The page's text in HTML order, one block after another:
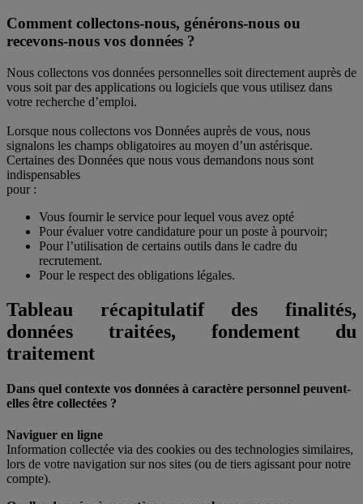
Comment collectons-nous, générons-nous ou
recevons-nous vos données ?
Nous collectons vos données personnelles soit directement auprès de
vous soit par des applications ou logiciels que vous utilisez dans
votre recherche d’emploi.
Lorsque nous collectons vos Données auprès de vous, nous
signalons les champs obligatoires au moyen d’un astérisque.
Certaines des Données que nous vous demandons nous sont
indispensables
pour :
Vous fournir le service pour lequel vous avez opté
Pour évaluer votre candidature pour un poste à pourvoir;
Pour l’utilisation de certains outils dans le cadre du
recrutement.
Pour le respect des obligations légales.
Tableau récapitulatif des finalités,
données traitées, fondement du
traitement
Dans quel contexte vos données à caractère personnel peuvent-
elles être collectées ?
Naviguer en ligne
Information collectée via des cookies ou des technologies similaires,
lors de votre navigation sur nos sites (ou de tiers agissant pour notre
compte).